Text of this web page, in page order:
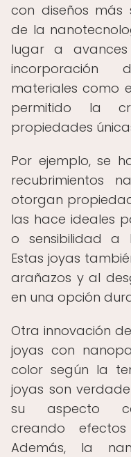
con diseños más
de la
lugar a
incorporación
materiales como
permitido la
propiedades
Por ejemplo, se
recubrimientos
otorgan
las hace ideales
o sensibilidad a
Estas joyas
arañazos y al
en una opción
Otra innovación
joyas con
color según la
joyas son
su aspecto
creando efectos
Además, la